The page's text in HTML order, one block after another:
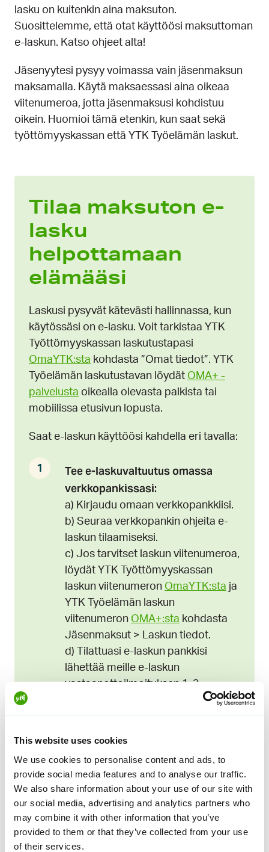
This website uses cookies
We use cookies to personalise content and ads, to
provide social media features and to analyse our traffic.
We also share information about your use of our site with
our social media, advertising and analytics partners who
may combine it with other information that you’ve
provided to them or that they’ve collected from your use
of their services.
lasku on kuitenkin aina maksuton.
Suosittelemme, että otat käyttöösi maksuttoman
e-laskun. Katso ohjeet alta!
Jäsenyytesi pysyy voimassa vain jäsenmaksun
maksamalla. Käytä maksaessasi aina oikeaa
viitenumeroa, jotta jäsenmaksusi kohdistuu
oikein. Huomioi tämä etenkin, kun saat sekä
työttömyyskassan että YTK Työelämän laskut.
Tilaa maksuton e-
lasku
helpottamaan
elämääsi
Laskusi pysyvät kätevästi hallinnassa, kun
käytössäsi on e-lasku. Voit tarkistaa YTK
Työttömyyskassan laskutustapasi
OmaYTK:sta kohdasta ”Omat tiedot”. YTK
Työelämän laskutustavan löydät OMA+ -
palvelusta oikealla olevasta palkista tai
mobiilissa etusivun lopusta.
Saat e-laskun käyttöösi kahdella eri tavalla:
Tee e-laskuvaltuutus omassa
verkkopankissasi:
a) Kirjaudu omaan verkkopankkiisi.
b) Seuraa verkkopankin ohjeita e-
laskun tilaamiseksi.
c) Jos tarvitset laskun viitenumeroa,
löydät YTK Työttömyyskassan
laskun viitenumeron OmaYTK:sta ja
YTK Työelämän laskun
viitenumeron OMA+:sta kohdasta
Jäsenmaksut > Laskun tiedot.
d) Tilattuasi e-laskun pankkisi
lähettää meille e-laskun
vastaanottoilmoituksen 1-3
arkipäivän kuluessa, jonka jälkeen
laskutustapasi päivittyy meille.
Tilaa e-laskuehdotus sähköisen
asiointipalvelun kautta:
a) KirjauduOmaYTK:hon(YTK
Työttömyyskassan e-lasku) tai
OMA+:aan(YTK Työelämän e-
lasku) ja klikkaa Siirry e-laskuun.